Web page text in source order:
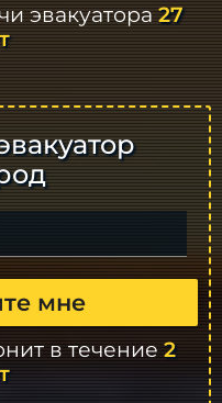
эвакуатора27
мне
в течение2